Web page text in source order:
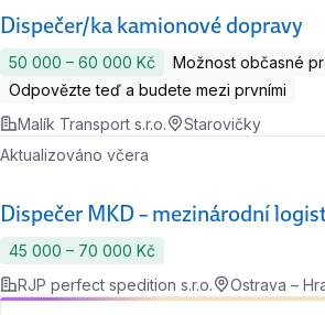
Dispečer/ka kamionové dopravy
50 000 ‍–‍ 60 000 Kč
Možnost občasné
Odpovězte teď a budete mezi prvními
Malík Transport s.r.o.
Starovičky
Dispečer MKD – mezinárodní
Aktualizováno včera
45 000 ‍–‍ 70 000 Kč
RJP perfect spedition s.r.o.
Ostrava –